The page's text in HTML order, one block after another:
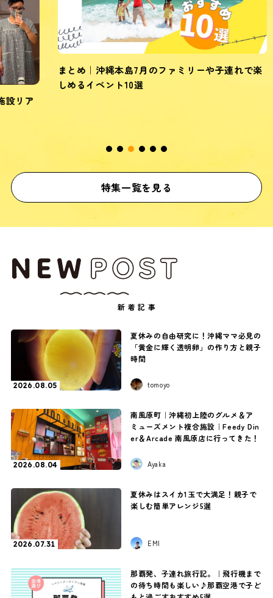
まとめ｜沖縄本島7月のファミリーや子連れで楽
しめるイベント10選
特集一覧を見る
新着記事
2026.08.05
夏休みの自由研究に！沖縄ママ必見の
「黄金に輝く透明卵」の作り方と親子
時間
tomoyo
2026.08.04
南風原町｜沖縄初上陸のグルメ＆ア
ミューズメント複合施設｜Feedy Din
er＆Arcade 南風原店に行ってきた！
Ayaka
2026.07.31
夏休みはスイカ1玉で大満足！親子で
楽しむ簡単アレンジ5選
EMI
那覇発、子連れ旅行記。｜飛行機まで
の待ち時間も楽しい♪那覇空港で子ど